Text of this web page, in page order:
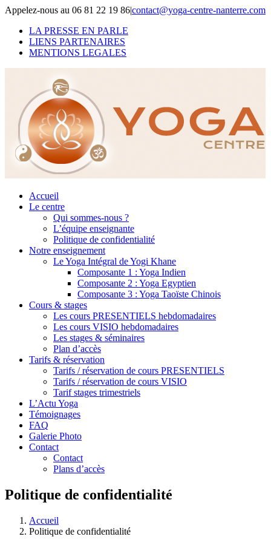
Skip
content
Appelez-nous au 06 81 22 19 86|contact@yoga-centre-nanterre.com
LA PRESSE EN PARLE
LIENS PARTENAIRES
MENTIONS LEGALES
Accueil
Le centre
Qui sommes-nous ?
L’équipe enseignante
Politique de confidentialité
Notre enseignement
Le Yoga Intégral de Yogi Khane
Composante 1 : Yoga Indien
Composante 2 : Yoga Egyptien
Composante 3 : Yoga Taoïste Chinois
Cours & stages
Les cours PRESENTIELS hebdomadaires
Les cours VISIO hebdomadaires
Les stages & séminaires
Plan d’accès
Tarifs & réservation
Tarifs / réservation de cours PRESENTIELS
Tarifs / réservation de cours VISIO
Tarif stages trimestriels
L’Actu Yoga
Témoignages
FAQ
Galerie Photo
Contact
Contact
Plans d’accès
Politique de confidentialité
Accueil
Politique de confidentialité